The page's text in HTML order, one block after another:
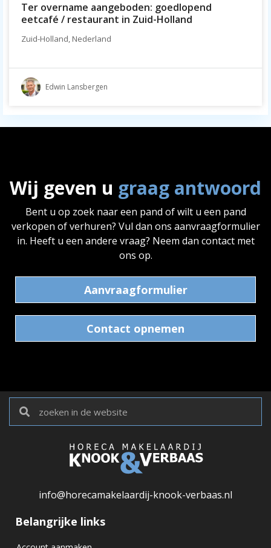
Ter overname aangeboden: goedlopend
eetcafé / restaurant in Zuid-Holland
Zuid-Holland, Nederland
Edwin Lansbergen
Wij geven u graag antwoord
Bent u op zoek naar een pand of wilt u een pand
verkopen of verhuren? Vul dan ons aanvraagformulier
in. Heeft u een andere vraag? Neem dan contact met
ons op.
Aanvraagformulier
Contact opnemen
info@horecamakelaardij-knook-verbaas.nl
Belangrijke links